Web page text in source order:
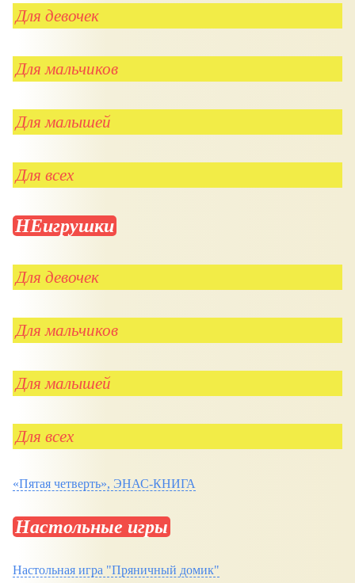
Для девочек
Для мальчиков
Для малышей
Для всех
НЕигрушки
Для девочек
Для мальчиков
Для малышей
Для всех
Пятая четверть , ЭНАС-КНИГА
Настольные игры
Настольная игра "Пряничный домик"